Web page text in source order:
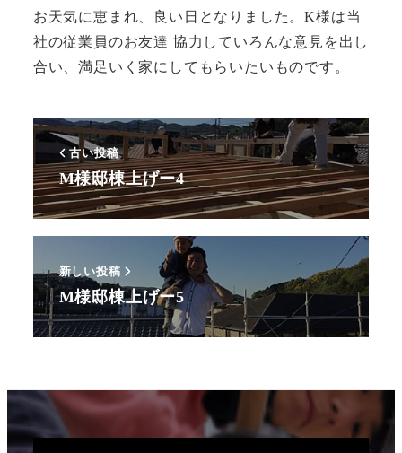
お天気に恵まれ、良い日となりました。K様は当
社の従業員のお友達 協力していろんな意見を出し
合い、満足いく家にしてもらいたいものです。
古い投稿
M様邸棟上げー4
新しい投稿
M様邸棟上げー5